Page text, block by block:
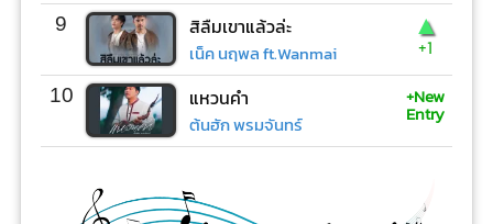
9 สิลืมเขาแล้วล่ะ
เน็ค นฤพล ft.Wanmai
▲
+1
10 แหวนคำ
ต้นฮัก พรมจันทร์
+New
Entry